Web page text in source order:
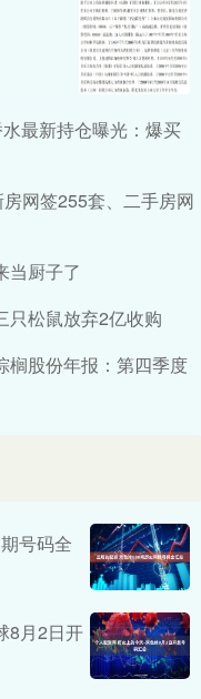
最新持仓曝光：爆买
网签255套、二手房网
当厨子了
只松鼠放弃2亿收购
榈股份年报：第四季度
号码全
8月2日开